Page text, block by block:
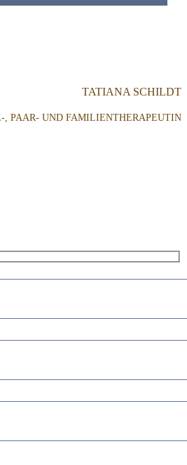
TATIANA SCHILDT
, PAAR- UND FAMILIENTHERAPEUTIN